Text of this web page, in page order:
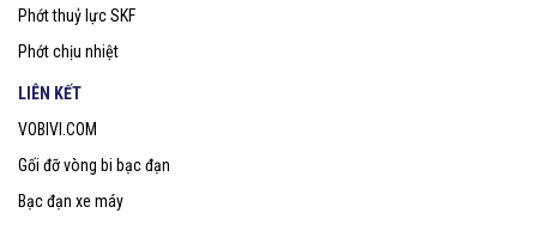
Phớt thuỷ lực SKF
Phớt chịu nhiệt
LIÊN KẾT
VOBIVI.COM
Gối đỡ vòng bi bạc đạn
Bạc đạn xe máy